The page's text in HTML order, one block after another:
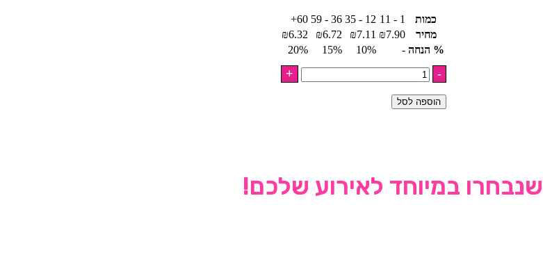
כמות 1 - 11
12 - 35
36 - 59
60+
מחיר
₪7.90
₪7.11
₪6.72
₪6.32
% הנחה -
10%
15%
20%
הוספה לסל
במיוחד לאירוע שלכם!